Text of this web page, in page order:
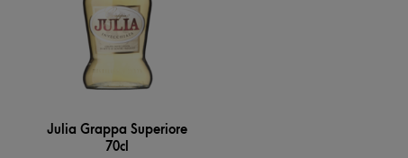
Julia Grappa Superiore
70cl